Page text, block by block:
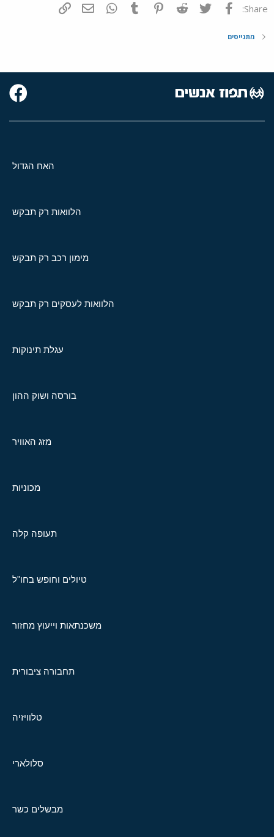
Share: פייסבוק Twitter
Reddit
Pinterest
Tumblr
WhatsAppדואר אלקטרוני
מתגייסים
האח הגדול
הלוואות רק תבקש
מימון רכב רק תבקש
הלוואות לעסקים רק תבקש
עגלת תינוקות
בורסה ושוק ההון
מזג האוויר
מכוניות
תעופה קלה
טיולים וחופש בחו"ל
משכנתאות וייעוץ מחזור
תחבורה ציבורית
טלוויזיה
סלולארי
מבשלים כשר